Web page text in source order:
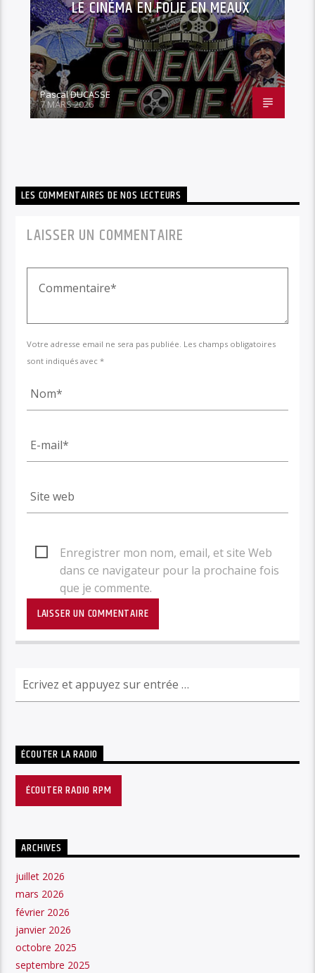
LE CINÉMA EN FOLIE EN MEAUX
Pascal DUCASSE
7 MARS 2026
LES COMMENTAIRES DE NOS LECTEURS
LAISSER UN COMMENTAIRE
Votre adresse email ne sera pas publiée. Les champs obligatoires
sont indiqués avec *
Enregistrer mon nom, email, et site Web
dans ce navigateur pour la prochaine fois
que je commente.
ÉCOUTER LA RADIO
ÉCOUTER RADIO RPM
ARCHIVES
juillet 2026
mars 2026
février 2026
janvier 2026
octobre 2025
septembre 2025